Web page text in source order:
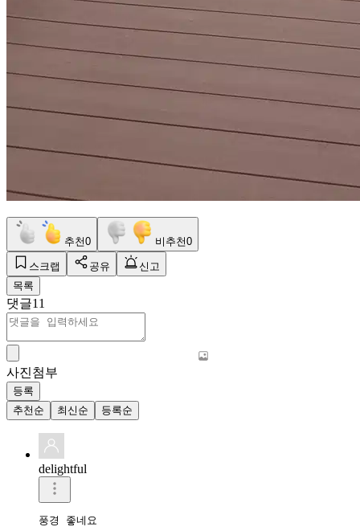
추천0 비추천0
스크랩 공유
신고
목록
댓글11
사진첨부
등록
추천순
최신순 등록순
delightful
풍경 좋네요